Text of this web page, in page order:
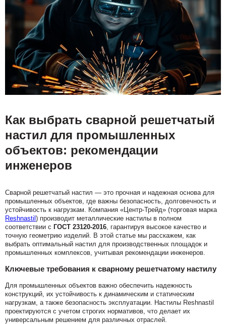
Как выбрать сварной решетчатый
настил для промышленных
объектов: рекомендации
инженеров
Сварной решетчатый настил — это прочная и надежная основа для
промышленных объектов, где важны безопасность, долговечность и
устойчивость к нагрузкам. Компания «Центр-Трейд» (торговая марка
Reshnastil ) производит металлические настилы в полном
соответствии с ГОСТ 23120-2016, гарантируя высокое качество и
точную геометрию изделий. В этой статье мы расскажем, как
выбрать оптимальный настил для производственных площадок и
промышленных комплексов, учитывая рекомендации инженеров.
Ключевые требования к сварному решетчатому настилу
Для промышленных объектов важно обеспечить надежность
конструкций, их устойчивость к динамическим и статическим
нагрузкам, а также безопасность эксплуатации. Настилы Reshnastil
проектируются с учетом строгих нормативов, что делает их
универсальным решением для различных отраслей.